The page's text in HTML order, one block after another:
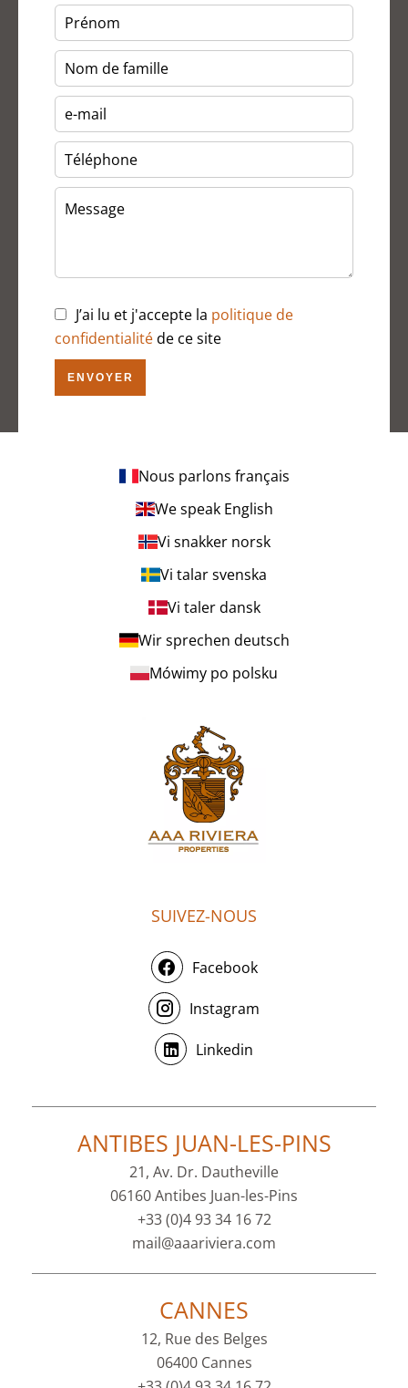
J’ai lu et j'accepte la politique de
confidentialitéde ce site
ENVOYER
Nous parlons français
We speak English
Vi snakker norsk
Vi talar svenska
Vi taler dansk
Wir sprechen deutsch
Mówimy po polsku
SUIVEZ-NOUS
Facebook
Instagram
Linkedin
ANTIBES JUAN-LES-PINS
21, Av. Dr. Dautheville
06160 Antibes Juan-les-Pins
+33 (0)4 93 34 16 72
mail@aaariviera.com
CANNES
12, Rue des Belges
06400 Cannes